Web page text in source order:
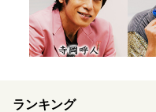
ランキング